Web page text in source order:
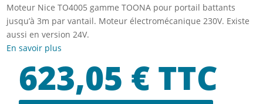
Moteur Nice TO4005 gamme TOONA pour portail battants
jusqu’à 3m par vantail. Moteur électromécanique 230V. Existe
aussi en version 24V.
En savoir plus
623,05 € TTC